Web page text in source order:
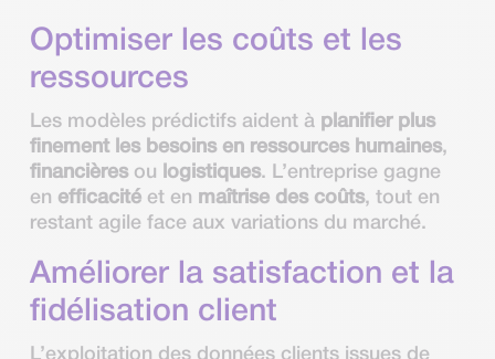
Optimiser les coûts et les
ressources
Les modèles prédictifs aident à planifier plus
finement les besoins en ressources humaines,
financièresou logistiques. L’entreprise gagne
en efficacitéet en maîtrise des coûts, tout en
restant agile face aux variations du marché.
Améliorer la satisfaction et la
fidélisation client
L’exploitation des données clients issues de